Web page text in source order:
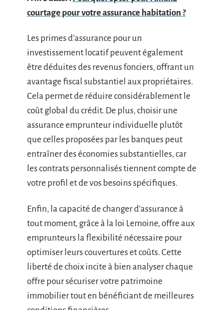
courtage pour votre assurance habitation ?
Les primes d’assurance pour un
investissement locatif peuvent également
être déduites des revenus fonciers, offrant un
avantage fiscal substantiel aux propriétaires.
Cela permet de réduire considérablement le
coût global du crédit. De plus, choisir une
assurance emprunteur individuelle plutôt
que celles proposées par les banques peut
entraîner des économies substantielles, car
les contrats personnalisés tiennent compte de
votre profil et de vos besoins spécifiques.
Enfin, la capacité de changer d’assurance à
tout moment, grâce à la loi Lemoine, offre aux
emprunteurs la flexibilité nécessaire pour
optimiser leurs couvertures et coûts. Cette
liberté de choix incite à bien analyser chaque
offre pour sécuriser votre patrimoine
immobilier tout en bénéficiant de meilleures